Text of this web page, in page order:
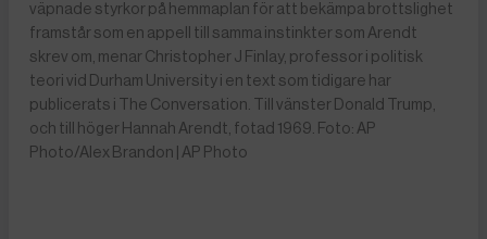
väpnade styrkor på hemmaplan för att bekämpa brottslighet
framstår som en appell till samma instinkter som Arendt
skrev om, menar Christopher J Finlay, professor i politisk
teori vid Durham University i en text som tidigare har
publicerats i The Conversation. Till vänster Donald Trump,
och till höger Hannah Arendt, fotad 1969. Foto: AP
Photo/Alex Brandon | AP Photo